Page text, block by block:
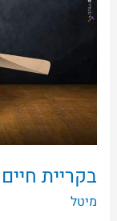
בקריית
מיטל